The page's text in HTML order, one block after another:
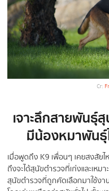
Cr:
เจาะลึกสายพันธุ์
มีน้องหมาพัน
เมื่อพูดถึง K9 เพื่อนๆ เคยสงสัย
ถึงจะได้สุนัขตำรวจที่เก่งและเห
สุนัขตำรวจที่ถูกคัดเลือกมาใช้